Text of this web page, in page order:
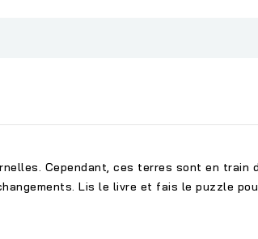
Cependant, ces terres sont en train
Lis le livre et fais le puzzle